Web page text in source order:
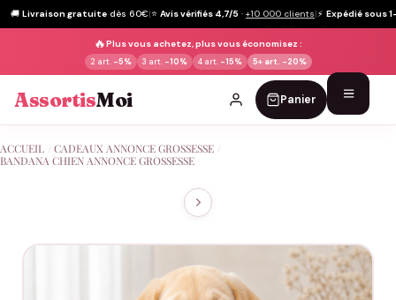
🚚 Livraison gratuite dès 60€|⭐ Avis vérifiés 4,7/5 · +10 000 clients|⚡ Expédié sous
🔥Plus vous achetez, plus vous économisez :
2 art. -5% 3 art. -10% 4 art. -15% 5+ art. -20%
AssortisMoi Panier
au
ACCUEIL CADEAUX ANNONCE GROSSESSE
BANDANA CHIEN ANNONCE GROSSESSE